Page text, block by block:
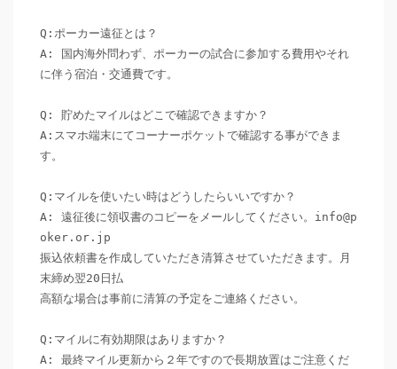
Q:ポーカー遠征とは？
A: 国内海外問わず、ポーカーの試合に参加する費用やそれ
に伴う宿泊・交通費です。
Q: 貯めたマイルはどこで確認できますか？
A:スマホ端末にてコーナーポケットで確認する事ができま
す。
Q:マイルを使いたい時はどうしたらいいですか？
A: 遠征後に領収書のコピーをメールしてください。info@p
oker.or.jp
振込依頼書を作成していただき清算させていただきます。月
末締め翌20日払
高額な場合は事前に清算の予定をご連絡ください。
Q:マイルに有効期限はありますか？
A: 最終マイル更新から２年ですので長期放置はご注意くだ